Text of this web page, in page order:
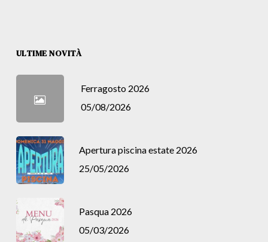
ULTIME NOVITÀ
Ferragosto 2026
05/08/2026
Apertura piscina estate 2026
25/05/2026
Pasqua 2026
05/03/2026